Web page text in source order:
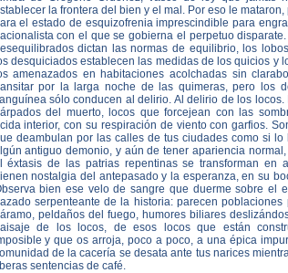
la frontera del bien y el mal. Por eso le
el estado de esquizofrenia imprescindible para
con el que se gobierna el perpetuo
dictan las normas de equilibrio, los
desquiciados establecen las medidas de los quicios y
amenazados en habitaciones acolchadas sin
por la larga noche de las quimeras, pero los
sólo conducen al delirio. Al delirio de los
del muerto, locos que forcejean con las
interior, con su respiración de viento con garfios.
deambulan por las calles de tus ciudades como si lo
antiguo demonio, y aún de tener apariencia
éxtasis de las patrias repentinas se transforman en
nostalgia del antepasado y la esperanza, en su
bien ese velo de sangre que duerme sobre el
serpenteante de la historia: parecen poblaciones
peldaños del fuego, humores biliares
de los locos, de esos locos que están
y que os arroja, poco a poco, a una épica
de la cacería se desata ante tus narices
sentencias de café.